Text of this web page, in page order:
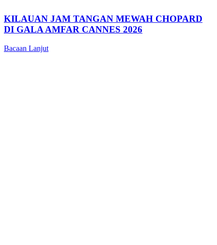
KILAUAN JAM TANGAN MEWAH CHOPARD
DI GALA AMFAR CANNES 2026
Bacaan Lanjut